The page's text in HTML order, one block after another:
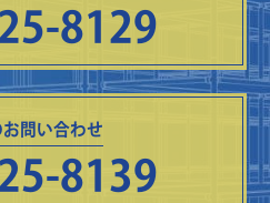
8129
お問い合わせ
8139